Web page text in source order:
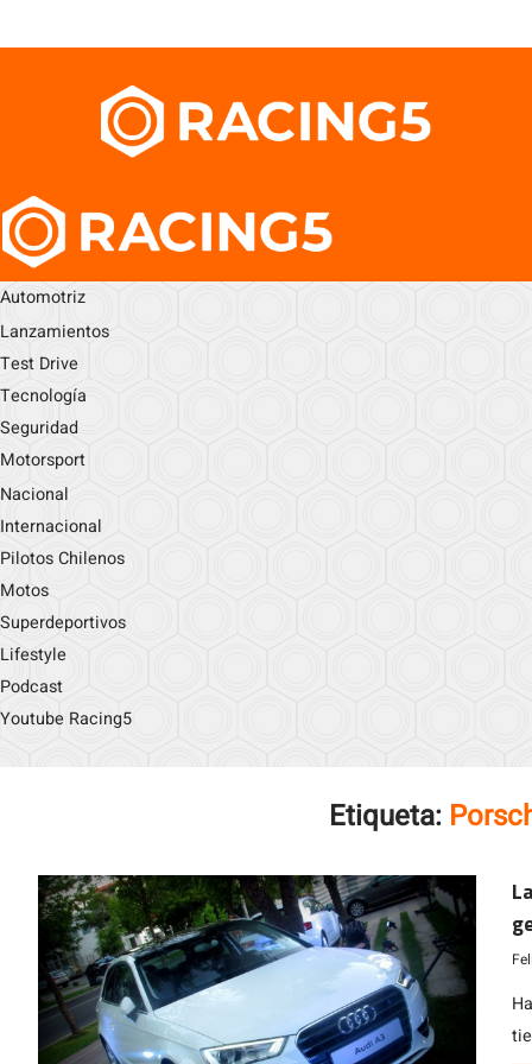
Automotriz
Lanzamientos
Test Drive
Tecnología
Seguridad
Motorsport
Nacional
Internacional
Pilotos Chilenos
Motos
Superdeportivos
Lifestyle
Podcast
Youtube Racing5
Etiqueta: